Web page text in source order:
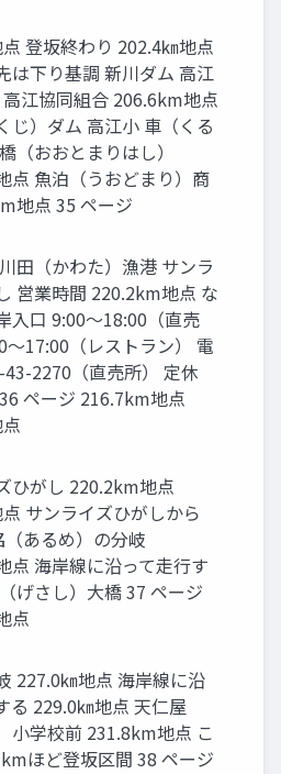
登坂終わり 202.4㎞地点
は下り基調 新川ダム 高江
江協同組合 206.6km地点
じ）ダム 高江小 車（くる
（おおとまりはし）
点 魚泊（うおどまり）商
地点 35 ページ
田（かわた）漁港 サンラ
営業時間 220.2km地点 な
入口 9:00〜18:00（直売
〜17:00（レストラン） 電
2270（直売所） 定休
ページ 216.7km地点
ひがし 220.2km地点
サンライズひがしから
（あるめ）の分岐
点 海岸線に沿って⾛行す
げさし）大橋 37 ページ
点
227.0㎞地点 海岸線に沿
る 229.0㎞地点 天仁屋
小学校前 231.8km地点 こ
ほど登坂区間 38 ページ